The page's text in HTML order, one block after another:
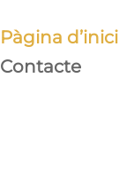
Pàgina d’inici
Contacte